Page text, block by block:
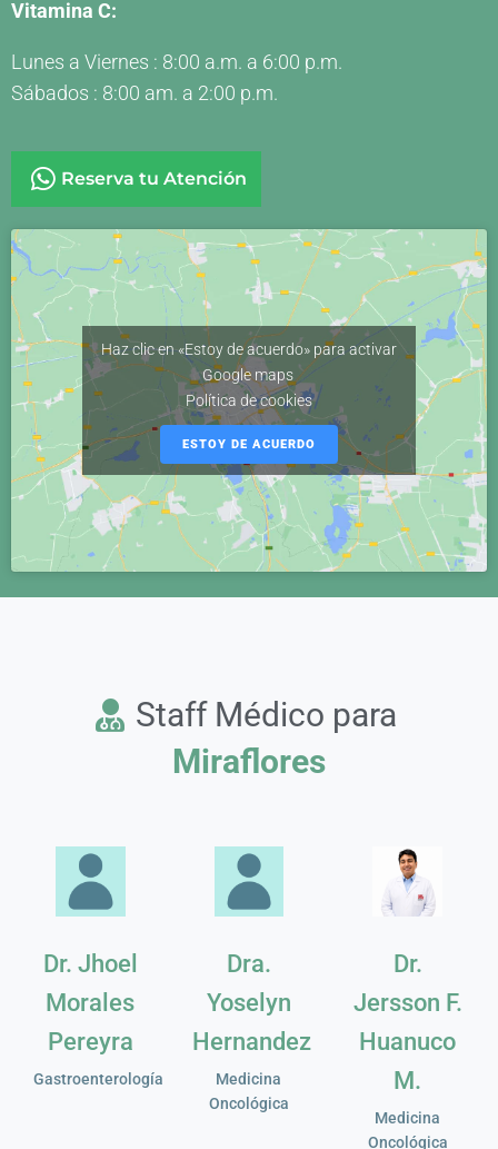
Vitamina C:
Lunes a Viernes : 8:00 a.m. a 6:00 p.m.
Sábados : 8:00 am. a 2:00 p.m.
Reserva tu Atención
Haz clic en «Estoy de acuerdo» para activar
Google maps
Política de cookies
ESTOY DE ACUERDO
Staff Médico para
Miraflores
Dr. Jhoel
Morales
Pereyra
Gastroenterología
Dra.
Yoselyn
Hernandez
Medicina
Oncológica
Dr.
Jersson F.
Huanuco
M.
Medicina
Oncológica